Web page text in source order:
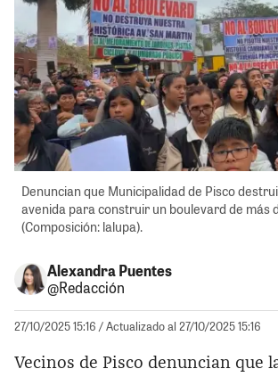
Denuncian que Municipalidad de Pisco
avenida para construir un boulevard de más
(Composición: lalupa).
Alexandra Puentes
@Redacción
27/10/2025 15:16 / Actualizado al 27/10/2025 15:16
Vecinos de Pisco denuncian que